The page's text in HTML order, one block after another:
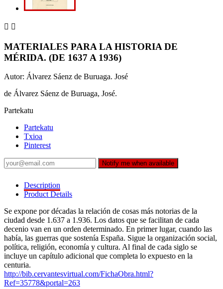
 
MATERIALES PARA LA HISTORIA DE
MÉRIDA. (DE 1637 A 1936)
Autor: Álvarez Sáenz de Buruaga. José
de Álvarez Sáenz de Buruaga, José.
Partekatu
Partekatu
Txioa
Pinterest
Notify me when available
Description
Product Details
Se expone por décadas la relación de cosas más notorias de la
ciudad desde 1.637 a 1.936. Los datos que se facilitan de cada
decenio van en un orden determinado. En primer lugar, cuando las
había, las guerras que sostenía España. Sigue la organización social,
política, religión, economía y cultura. Al final de cada siglo se
incluye un capítulo adicional que completa lo expuesto en la
centuria.
http://bib.cervantesvirtual.com/FichaObra.html?
Ref=35778&portal=263